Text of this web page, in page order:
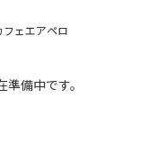
ェエアペロ
備中です。